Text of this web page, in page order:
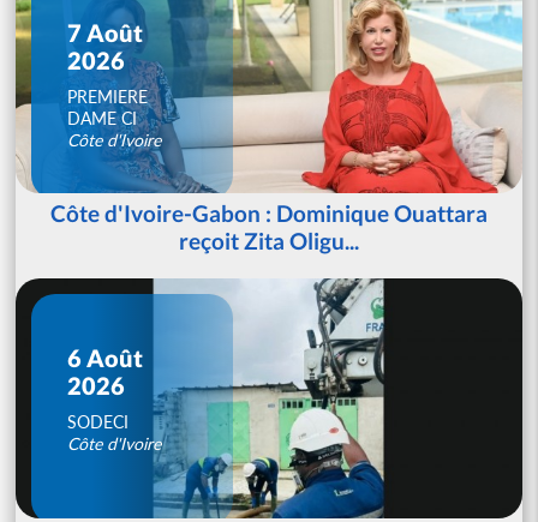
7 Août
2026
PREMIERE
DAME CI
Côte d'Ivoire
Côte d'Ivoire-Gabon : Dominique Ouattara
reçoit Zita Oligu...
6 Août
2026
SODECI
Côte d'Ivoire